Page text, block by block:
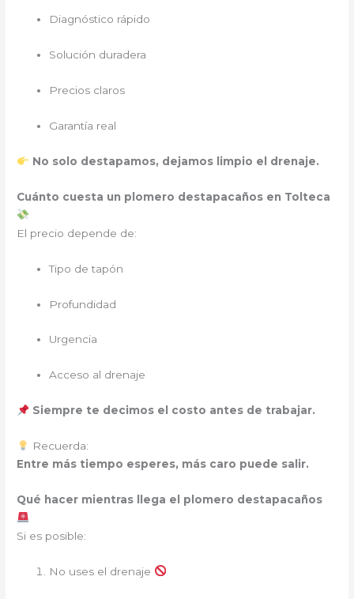
Diagnóstico rápido
Solución duradera
Precios claros
Garantía real
No solo destapamos, dejamos limpio el drenaje.
Cuánto cuesta un plomero destapacaños en Tolteca
El precio depende de:
Tipo de tapón
Profundidad
Urgencia
Acceso al drenaje
Siempre te decimos el costo antes de trabajar.
Recuerda:
Entre más tiempo esperes, más caro puede salir.
Qué hacer mientras llega el plomero destapacaños
Si es posible:
No uses el drenaje